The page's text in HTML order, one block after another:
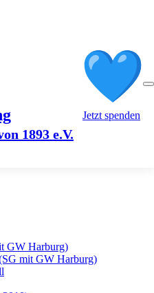
1893 e.V.
Jetzt spenden
GW Harburg)
mit GW Harburg)